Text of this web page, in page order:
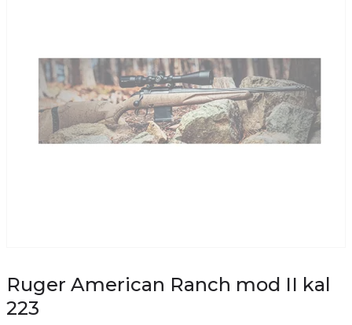
Ruger American Ranch mod II kal
223